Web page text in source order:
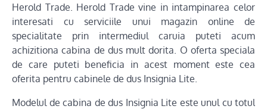
Herold Trade. Herold Trade vine in intampinarea celor
interesati cu serviciile unui magazin online de
specialitate prin intermediul caruia puteti acum
achizitiona cabina de dus mult dorita. O oferta speciala
de care puteti beneficia in acest moment este cea
oferita pentru cabinele de dus Insignia Lite.
Modelul de cabina de dus Insignia Lite este unul cu totul